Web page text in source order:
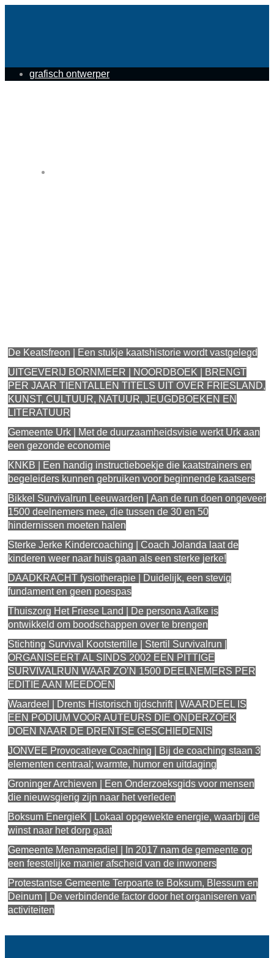
grafisch ontwerper
De Keatsfreon | Een stukje kaatshistorie wordt vastgelegd
UITGEVERIJ BORNMEER | NOORDBOEK | BRENGT
PER JAAR TIENTALLEN TITELS UIT OVER FRIESLAND,
KUNST, CULTUUR, NATUUR, JEUGDBOEKEN EN
LITERATUUR
Gemeente Urk | Met de duurzaamheidsvisie werkt Urk aan
een gezonde economie
KNKB | Een handig instructieboekje die kaatstrainers en
begeleiders kunnen gebruiken voor beginnende kaatsers
Bikkel Survivalrun Leeuwarden | Aan de run doen ongeveer
1500 deelnemers mee, die tussen de 30 en 50
hindernissen moeten halen
Sterke Jerke Kindercoaching | Coach Jolanda laat de
kinderen weer naar huis gaan als een sterke jerke!
DAADKRACHT fysiotherapie | Duidelijk, een stevig
fundament en geen poespas
Thuiszorg Het Friese Land | De persona Aafke is
ontwikkeld om boodschappen over te brengen
Stichting Survival Kootstertille | Stertil Survivalrun |
ORGANISEERT AL SINDS 2002 EEN PITTIGE
SURVIVALRUN WAAR ZO’N 1500 DEELNEMERS PER
EDITIE AAN MEEDOEN
Waardeel | Drents Historisch tijdschrift | WAARDEEL IS
EEN PODIUM VOOR AUTEURS DIE ONDERZOEK
DOEN NAAR DE DRENTSE GESCHIEDENIS
JONVEE Provocatieve Coaching | Bij de coaching staan 3
elementen centraal; warmte, humor en uitdaging
Groninger Archieven | Een Onderzoeksgids voor mensen
die nieuwsgierig zijn naar het verleden
Boksum EnergieK | Lokaal opgewekte energie, waarbij de
winst naar het dorp gaat
Gemeente Menameradiel | In 2017 nam de gemeente op
een feestelijke manier afscheid van de inwoners
Protestantse Gemeente Terpoarte te Boksum, Blessum en
Deinum | De verbindende factor door het organiseren van
activiteiten